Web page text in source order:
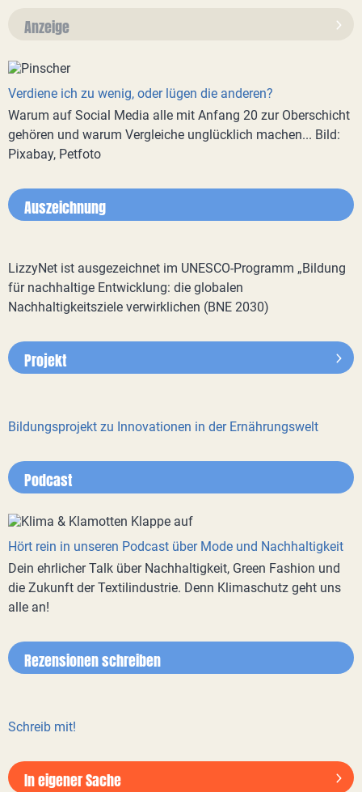
Anzeige
Verdiene ich zu wenig, oder lügen die anderen?
Warum auf Social Media alle mit Anfang 20 zur Oberschicht
gehören und warum Vergleiche unglücklich machen... Bild:
Pixabay, Petfoto
Auszeichnung
LizzyNet ist ausgezeichnet im UNESCO-Programm „Bildung
für nachhaltige Entwicklung: die globalen
Nachhaltigkeitsziele verwirklichen (BNE 2030)
Projekt
Bildungsprojekt zu Innovationen in der Ernährungswelt
Podcast
Hört rein in unseren Podcast über Mode und Nachhaltigkeit
Dein ehrlicher Talk über Nachhaltigkeit, Green Fashion und
die Zukunft der Textilindustrie. Denn Klimaschutz geht uns
alle an!
Rezensionen schreiben
Schreib mit!
In eigener Sache